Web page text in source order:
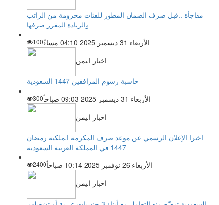
مفاجأة ..قبل صرف الضمان المطور للفئات محرومة من الراتب
والزيادة المقرر صرفها
الأربعاء 31 ديسمبر 2025 04:10 مساءً
100
اخبار اليمن
حاسبة رسوم المرافقين 1447 السعودية
الأربعاء 31 ديسمبر 2025 09:03 صباحاً
300
اخبار اليمن
اخيرا الإعلان الرسمي عن موعد صرف المكرمة الملكية رمضان
1447 في المملكة العربية السعودية
الأربعاء 26 نوفمبر 2025 10:14 صباحاً
2400
اخبار اليمن